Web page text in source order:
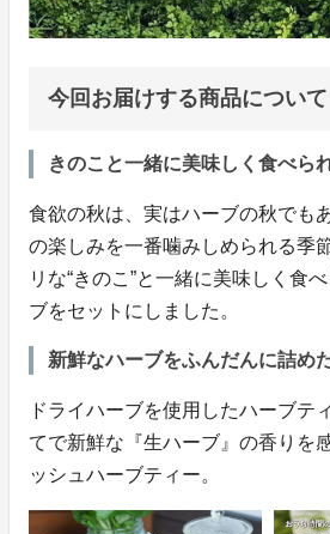
今回お届けする商品について
きのこと一緒に美味しく食べら
食欲の秋は、実はハーブの秋でも
の楽しみを一番噛みしめられる季
リな“きのこ”と一緒に美味しく食
ブをセットにしました。
新鮮なハーブをふんだんに詰め
ドライハーブを使用したハーブテ
てで新鮮な『生ハーブ』の香りを
ッシュハーブティー。